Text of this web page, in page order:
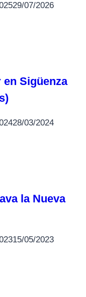
29/07/2026
en Sigüenza
28/03/2024
la Nueva
15/05/2023